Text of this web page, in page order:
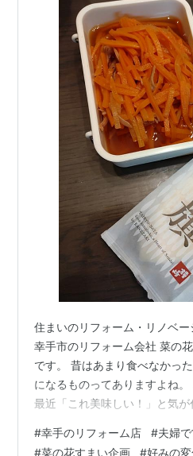
住まいのリフォーム・リノベ
幸手市のリフォーム会社 菜の
です。 昔はあまり食べなかっ
になるものってありますよね。
最近「これ美味しい！」と気
にんじん」とは、その名の通り
#幸手のリフォーム店 #夫婦
#菜の花すまい企画 #好みの